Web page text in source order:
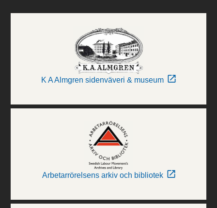
K A Almgren sidenväveri & museum
Arbetarrörelsens arkiv och bibliotek